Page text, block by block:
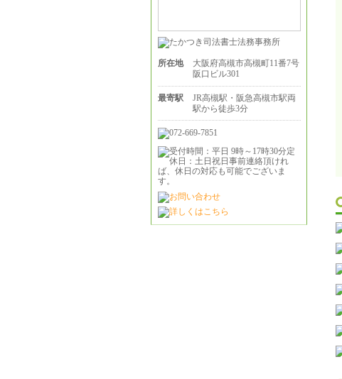
所在地
大阪府高槻市高槻町11番7号
阪口ビル301
最寄駅
JR高槻駅・阪急高槻市駅両
駅から徒歩3分